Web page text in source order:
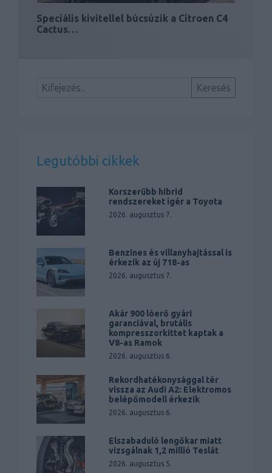
Speciális kivitellel búcsúzik a Citroen C4
Cactus…
Legutóbbi cikkek
Korszerűbb hibrid
rendszereket ígér a Toyota
2026. augusztus 7.
Benzines és villanyhajtással is
érkezik az új 718-as
2026. augusztus 7.
Akár 900 lóerő gyári
garanciával, brutális
kompresszorkittet kaptak a
V8-as Ramok
2026. augusztus 6.
Rekordhatékonysággal tér
vissza az Audi A2: Elektromos
belépőmodell érkezik
2026. augusztus 6.
Elszabaduló lengőkar miatt
vizsgálnak 1,2 millió Teslát
2026. augusztus 5.